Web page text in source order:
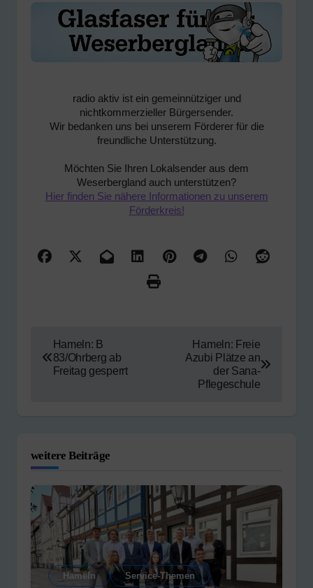
radio aktiv ist ein gemeinnütziger und
nichtkommerzieller Bürgersender.
Wir bedanken uns bei unserem Förderer für die
freundliche Unterstützung.
Möchten Sie Ihren Lokalsender aus dem
Weserbergland auch unterstützen?
Hier finden Sie nähere Informationen zu unserem
Förderkreis!
Hameln: B
83/Ohrberg ab
Freitag gesperrt
Hameln: Freie
Azubi Plätze an
der Sana-
Pflegeschule
weitere Beiträge
Hameln Service-Themen